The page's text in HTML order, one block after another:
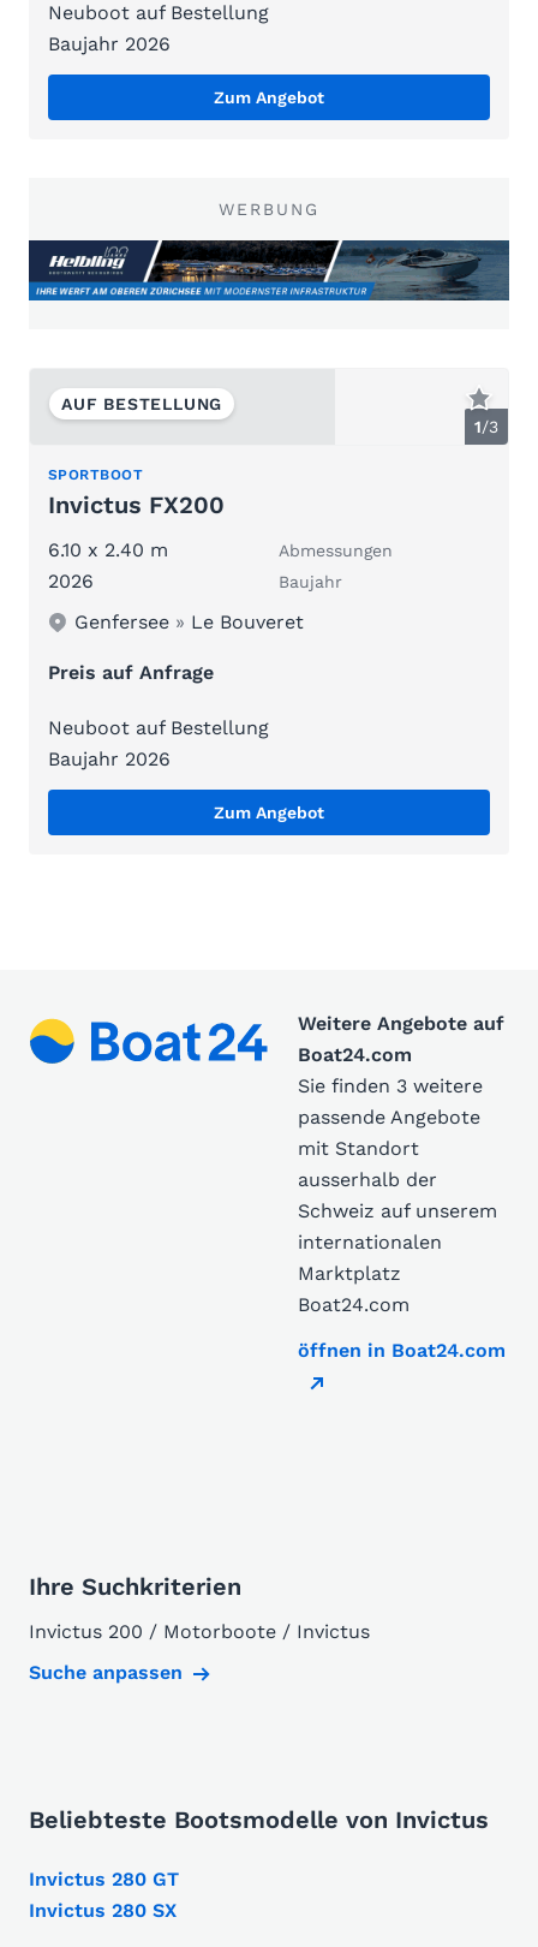
Neuboot auf Bestellung
Baujahr 2026
Zum Angebot
WERBUNG
1/3
AUF BESTELLUNG
SPORTBOOT
Invictus FX200
6.10 x 2.40 m Abmessungen
2026 Baujahr
Genfersee » Le Bouveret
Preis auf Anfrage
Neuboot auf Bestellung
Baujahr 2026
Zum Angebot
Weitere Angebote auf
Boat24.com
Sie finden 3 weitere
passende Angebote
mit Standort
ausserhalb der
Schweiz auf unserem
internationalen
Marktplatz
Boat24.com
öffnen in Boat24.com
Ihre Suchkriterien
Invictus 200 / Motorboote / Invictus
Suche anpassen
Beliebteste Bootsmodelle von Invictus
Invictus 280 GT
Invictus 280 SX